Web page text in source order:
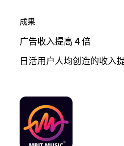
成果
广告收入提高 4 倍
日活用户人均创造的收入